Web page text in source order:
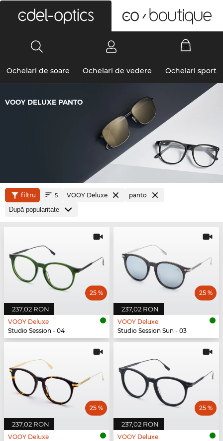
Ochelari de soare Ochelari de vedere Ochelari sport
VOOY DELUXE PANTO
filtru 5 VOOY Deluxe panto
237,02 RON
25 %
VOOY Deluxe
Studio Session - 04
237,02 RON
25 %
VOOY Deluxe
Studio Session Sun - 03
237,02 RON
25 %
VOOY Deluxe
237,02 RON
25 %
VOOY Deluxe